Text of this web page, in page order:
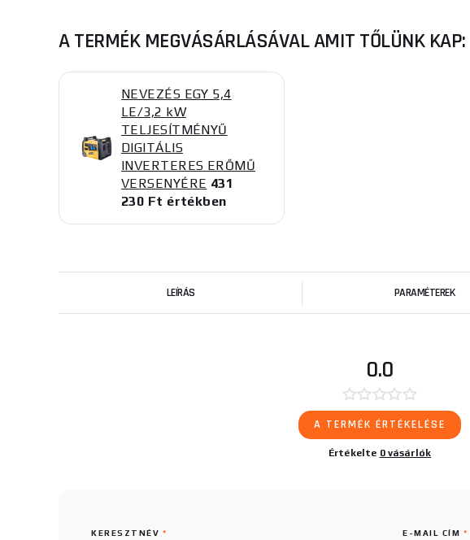
A TERMÉK MEGVÁSÁRLÁSÁVAL AMIT TŐLÜNK KAP:
NEVEZÉS EGY 5,4
LE/3,2 kW
TELJESÍTMÉNYŰ
DIGITÁLIS
INVERTERES ERŐMŰ
VERSENYÉRE 431
230 Ft értékben
LEÍRÁS PARAMÉTEREK
0.0
A TERMÉK ÉRTÉKELÉSE
Értékelte 0 vásárlók
KERESZTNÉV * E-MAIL CÍM *